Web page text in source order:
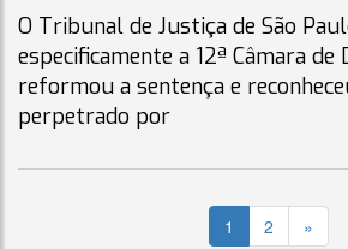
O Tribunal de Justiça de São
especificamente a 12ª Câmara
reformou a sentença e
perpetrado por
1 2 »